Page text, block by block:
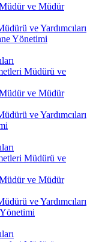
ve Müdür
ve Yardımcıları
Yönetimi
Müdürü ve
ve Müdür
ve Yardımcıları
Müdürü ve
ve Müdür
ve Yardımcıları